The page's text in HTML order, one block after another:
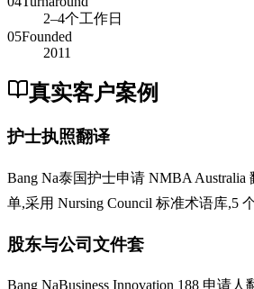
2–4个工作日
05Founded
2011
真实客户案例
护士执照翻译
Bang Na泰国护士申请 NMBA
单,采用 Nursing Council 标准术语库,5
股东与公司文件套
Bang NaBusiness Innovation 188 申请